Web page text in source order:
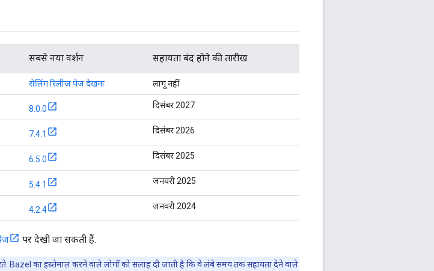
सबसे नया वर्शन सहायता बंद होने की तारीख
रोलिंग रिलीज़ पेज देखना लागू नहीं
8.0.0 दिसंबर 2027
7.4.1 दिसंबर 2026
6.5.0 दिसंबर 2025
5.4.1 जनवरी 2025
4.2.4 जनवरी 2024
पर देखी जा सकती हैं.
Bazel का इस्तेमाल करने वाले लोगों को सलाह दी जाती है कि वे लंबे समय तक सहायता देने वाले